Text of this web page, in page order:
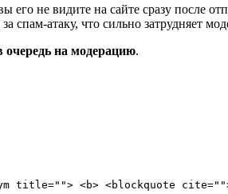
его не видите на сайте сразу после
атаку, что сильно затрудняет
очередь на модерацию.
<b> <blockquote